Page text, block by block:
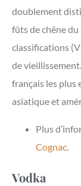
doublement
fûts de chêne du
classifications
de
français les plus
asiatique et
Plus
Cognac.
Vodka